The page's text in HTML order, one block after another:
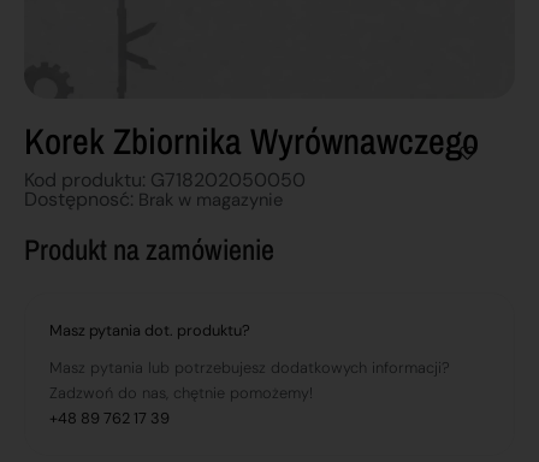
Korek Zbiornika Wyrównawczego
Kod produktu: G718202050050
Dostępnosć: Brak w magazynie
Produkt na zamówienie
Masz pytania dot. produktu?
Masz pytania lub potrzebujesz dodatkowych informacji?
Zadzwoń do nas, chętnie pomożemy!
+48 89 762 17 39